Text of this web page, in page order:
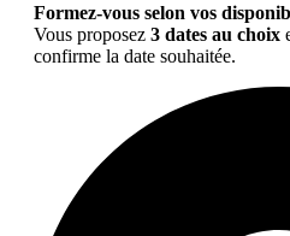
Formez-vous selon vos
Vous proposez 3 dates au choix
confirme la date souhaitée.